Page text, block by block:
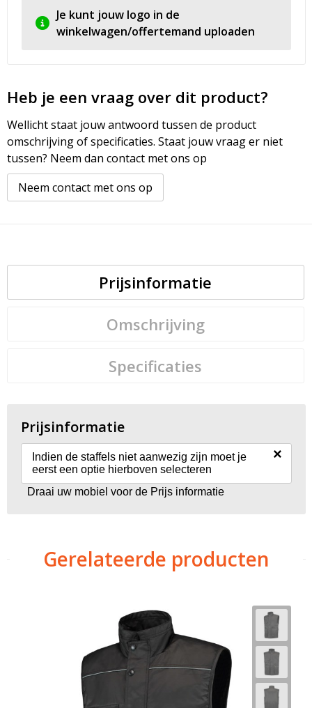
Je kunt jouw logo in de
winkelwagen/offertemand uploaden
Heb je een vraag over dit product?
Wellicht staat jouw antwoord tussen de product
omschrijving of specificaties. Staat jouw vraag er niet
tussen? Neem dan contact met ons op
Neem contact met ons op
Prijsinformatie
Omschrijving
Specificaties
Prijsinformatie
Indien de staffels niet aanwezig zijn moet je
eerst een optie hierboven selecteren
×
Draai uw mobiel voor de Prijs informatie
Gerelateerde producten